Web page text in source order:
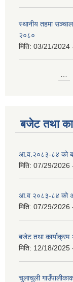
स्थानीय तहमा
२०८०
मिति: 03/21/2024
बजेट तथा
आ.व.२०८३-८४ को
मिति: 07/29/2026
आ.व २०८३-८४ को
मिति: 07/29/2026
बजेट तथा
मिति: 12/18/2025
चुलाचुली